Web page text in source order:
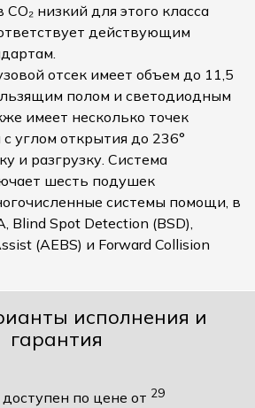
низкий для этого класса
действующим
отсек имеет объем до 11,5
полом и светодиодным
имеет несколько точек
углом открытия до 236°
и разгрузку. Система
шесть подушек
системы помощи, в
Blind Spot Detection (BSD),
(AEBS) и Forward Collision
исполнения и
гарантия
доступен по цене от 29